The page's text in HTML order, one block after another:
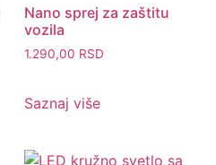
Nano sprej za zaštitu
vozila
1.290,00 RSD
Saznaj više